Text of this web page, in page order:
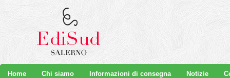
Home Chi siamo Informazioni di consegna Notizie